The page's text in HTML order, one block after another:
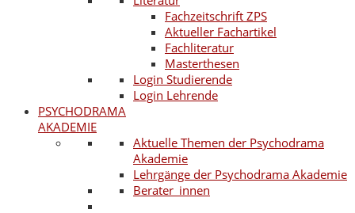
Fachzeitschrift ZPS
Aktueller Fachartikel
Fachliteratur
Masterthesen
Login Studierende
Login Lehrende
PSYCHODRAMA
AKADEMIE
Aktuelle Themen der Psychodrama
Akademie
Lehrgänge der Psychodrama Akademie
Berater_innen